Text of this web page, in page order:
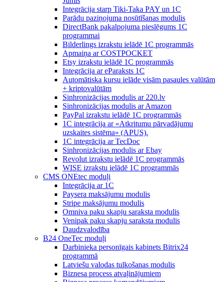
Integrācija starp Tiki-Taka PAY un 1C
Parādu paziņojuma nosūtīšanas modulis
DirectBank pakalpojuma pieslēgums 1C
programmai
Bilderlings izrakstu ielādē 1C programmās
Apmaiņa ar COSTPOCKET
Etsy izrakstu ielādē 1C programmās
Integrācija ar eParaksts 1C
Automātiska kursu ielāde visām pasaules valūtām
+ kriptovalūtām
Sinhronizācijas modulis ar 220.lv
Sinhronizācijas modulis ar Amazon
PayPal izrakstu ielādē 1C programmās
1C integrācija ar «Atkritumu pārvadājumu
uzskaites sistēma» (APUS).
1C integrācija ar TecDoc
Sinhronizācijas modulis ar Ebay
Revolut izrakstu ielādē 1C programmās
WISE izrakstu ielādē 1C programmās
CMS ONEtec moduļi
Integrācija ar 1C
Paysera maksājumu modulis
Stripe maksājumu modulis
Omniva paku skapju saraksta modulis
Venipak paku skapju saraksta modulis
Daudzvalodība
B24 OneTec moduļi
Darbinieka personīgais kabinets Bitrix24
programmā
Latviešu valodas tulkošanas modulis
Biznesa process atvaļinājumiem